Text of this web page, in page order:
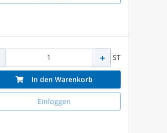
ST
In den Warenkorb
Einloggen